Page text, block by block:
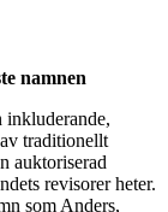
namnen
inkluderande,
traditionellt
auktoriserad
revisorer heter.
som Anders,